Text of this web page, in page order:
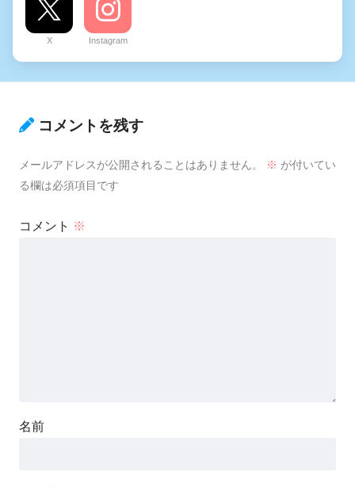
X Instagram
コメントを残す
メールアドレスが公開されることはありません。 ※ が付いてい
る欄は必須項目です
コメント ※
名前